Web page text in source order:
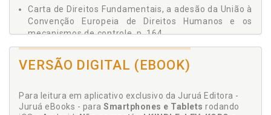
2.2 Insuficiência dos Mecanismos de Direito Internacional
dos Direitos Humanos, p. 122
Esgotamento do Modelo da Carta das Nações de
Relacionamento entre Estados na Modernidade Tardia, p.
129
tratamento dos problemas relacionados com os
Direitos Humanos, p. 131
Carta de Direitos Fundamentais, a adesão da União à
Convenção Europeia de Direitos Humanos e os
mecanismos de controle, p. 164
Comissão interamericanade Direitos Humanos, p.
148
Comunidade internacional. Vinculação cogente da
112
VERSÃO DIGITAL (EBOOK)
Para leitura em aplicativo exclusivo da Juruá Editora -
Juruá eBooks - para Smartphones e Tablets rodando